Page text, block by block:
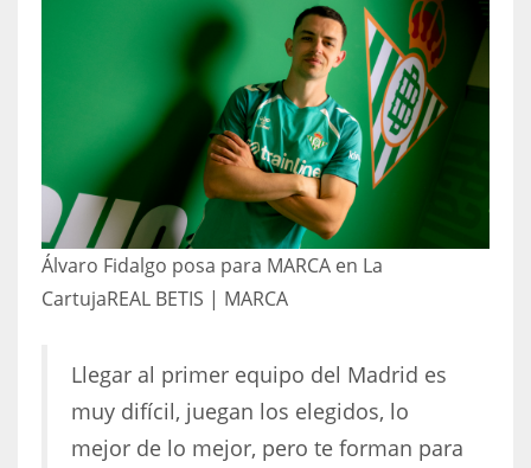
Álvaro Fidalgo posa para MARCA en La
CartujaREAL BETIS | MARCA
Llegar al primer equipo del Madrid es
muy difícil, juegan los elegidos, lo
mejor de lo mejor, pero te forman para